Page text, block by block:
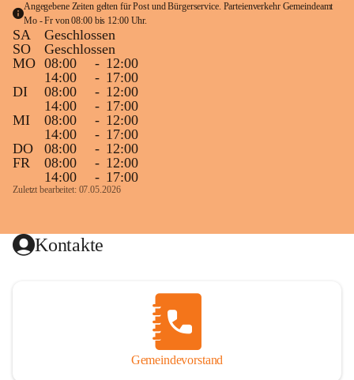
Angegebene Zeiten gelten für Post und Bürgerservice. Parteienverkehr Gemeindeamt
Mo - Fr von 08:00 bis 12:00 Uhr.
SA
Geschlossen
SO
Geschlossen
MO 08:00 - 12:00
14:00
- 17:00
DI
08:00 - 12:00
14:00
- 17:00
MI
08:00 - 12:00
14:00
- 17:00
DO
08:00 - 12:00
FR
08:00 - 12:00
14:00
- 17:00
Zuletzt bearbeitet: 07.05.2026
Kontakte
Gemeindevorstand